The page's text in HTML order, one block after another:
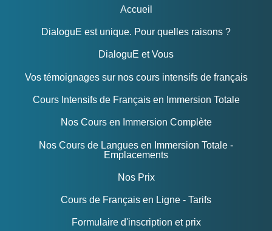
Accueil
DialoguE est unique. Pour quelles raisons ?
DialoguE et Vous
Vos témoignages sur nos cours intensifs de français
Cours Intensifs de Français en Immersion Totale
Nos Cours en Immersion Complète
Nos Cours de Langues en Immersion Totale -
Emplacements
Nos Prix
Cours de Français en Ligne - Tarifs
Formulaire d'inscription et prix